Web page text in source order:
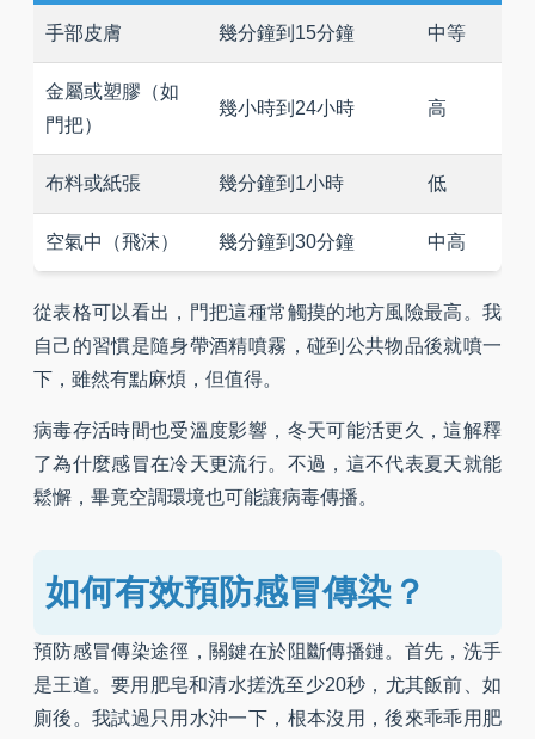
手部皮膚 幾分鐘到15分鐘 中等
金屬或塑膠（如
門把）
幾小時到24小時 高
布料或紙張 幾分鐘到1小時 低
空氣中（飛沫） 幾分鐘到30分鐘 中高
從表格可以看出，門把這種常觸摸的地方風險最高。我
自己的習慣是隨身帶酒精噴霧，碰到公共物品後就噴一
下，雖然有點麻煩，但值得。
病毒存活時間也受溫度影響，冬天可能活更久，這解釋
了為什麼感冒在冷天更流行。不過，這不代表夏天就能
鬆懈，畢竟空調環境也可能讓病毒傳播。
如何有效預防感冒傳染？
預防感冒傳染途徑，關鍵在於阻斷傳播鏈。首先，洗手
是王道。要用肥皂和清水搓洗至少20秒，尤其飯前、如
廁後。我試過只用水沖一下，根本沒用，後來乖乖用肥